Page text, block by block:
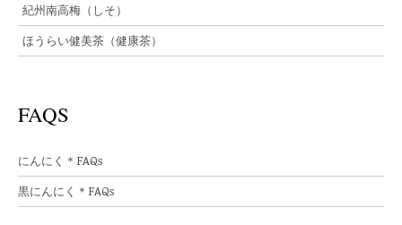
紀州南高梅（しそ）
ほうらい健美茶（健康茶）
FAQS
にんにく＊FAQs
黒にんにく＊FAQs